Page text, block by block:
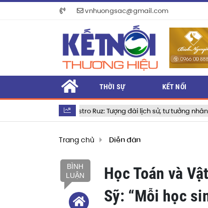
vnhuongsac@gmail.com
Castro Ruz: Tượng đài lịch sử, tư tưởng nhân văn và khát vọng
THỜI SỰ KẾT NỐI
Trang chủ Diễn đàn
BÌNH
LUẬN
Học Toán và
Sỹ: “Mỗi học